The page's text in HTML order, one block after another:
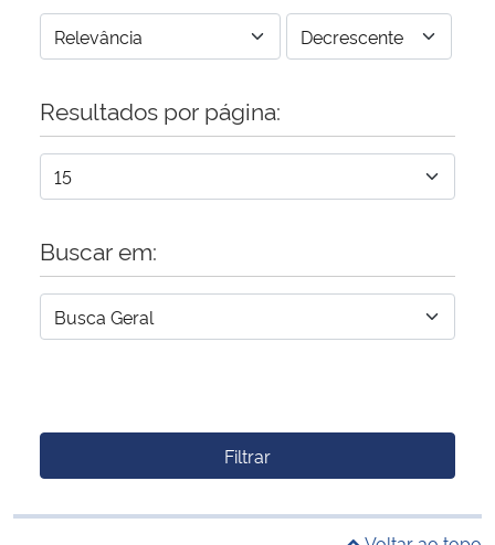
Resultados por página:
Buscar em:
Filtrar